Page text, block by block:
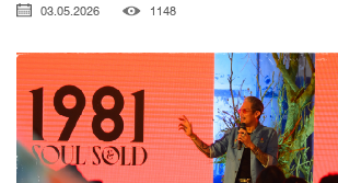
03.05.2026 1148